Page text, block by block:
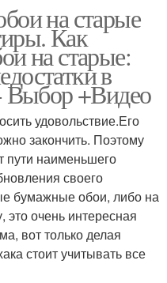
на старые
Как
на старые:
в
Выбор +Видео
удовольствие.Его
закончить. Поэтому
пути наименьшего
своего
бумажные обои, либо на
это очень интересная
вот только делая
стоит учитывать все